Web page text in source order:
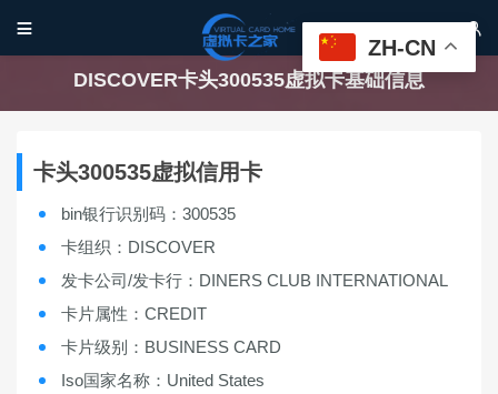
 
DISCOVER卡头300535虚拟卡基础信息
卡头300535虚拟信用卡
bin银行识别码：300535
卡组织：DISCOVER
发卡公司/发卡行：DINERS CLUB INTERNATIONAL
卡片属性：CREDIT
卡片级别：BUSINESS CARD
Iso国家名称：United States
ZH-CN